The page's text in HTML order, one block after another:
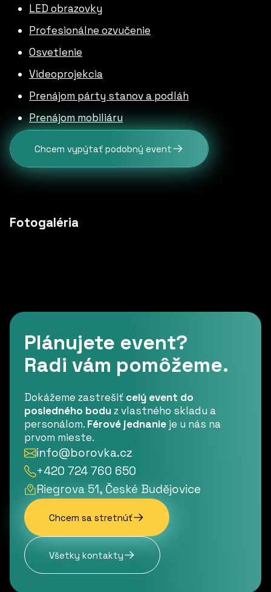
LED obrazovky
Profesionálne ozvučenie
Osvetlenie
Videoprojekcia
Prenájom párty stanov a podláh
Prenájom mobiliáru
Chcem vypýtať podobný event
Fotogaléria
Plánujete event?
Radi vám pomôžeme.
Dokážeme zastrešiť celý event do
posledného boduz vlastného skladu a
personálom. Férové jednanie je u nás na
prvom mieste.
info@borovka.cz
+420 724 760 650
Riegrova 51, České Budějovice
Chcem sa stretnúť
Všetky kontakty